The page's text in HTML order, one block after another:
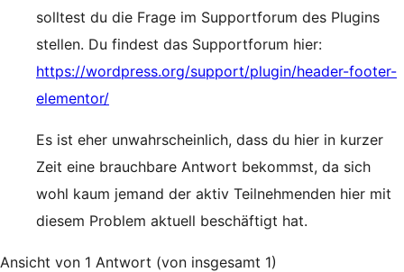
solltest du die Frage im Supportforum des Plugins
stellen. Du findest das Supportforum hier:
https://wordpress.org/support/plugin/header-footer-
elementor/
Es ist eher unwahrscheinlich, dass du hier in kurzer
Zeit eine brauchbare Antwort bekommst, da sich
wohl kaum jemand der aktiv Teilnehmenden hier mit
diesem Problem aktuell beschäftigt hat.
Ansicht von 1 Antwort (von insgesamt 1)